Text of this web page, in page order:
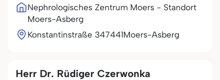
Nephrologisches Zentrum Moers - Standort
Moers-Asberg
Konstantinstraße 347441Moers-Asberg
Herr Dr. Rüdiger Czerwonka